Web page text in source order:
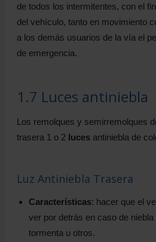
de todos los intermitentes, con el
del vehículo, tanto en movimiento
a los demás usuarios de la vía el
de emergencia.
1.7 Luces antiniebla
Los remolques y semirremolques
trasera 1 o 2 lucesantiniebla de
Luz Antiniebla Trasera
Características: hacer que el
ver por detrás en caso de
tormenta u otros.